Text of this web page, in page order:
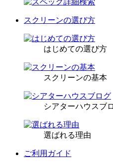
スクリーンの選び方
はじめての選び方
スクリーンの基本
シアターハウスブ
選ばれる理由
ご利用ガイド